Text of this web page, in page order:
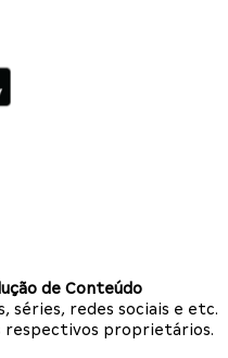
de Conteúdo
séries, redes sociais e etc.
respectivos proprietários.